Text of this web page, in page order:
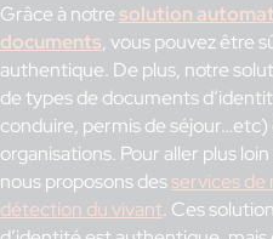
Grâce à notresolution
documents, vous pouvez être
authentique. De plus, notre
de types de documents
conduire, permis de
organisations. Pour aller plus loin
nous proposons desservices de
détection du vivant. Ces